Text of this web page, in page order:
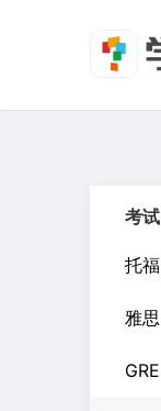
考试
托福
雅思
GRE